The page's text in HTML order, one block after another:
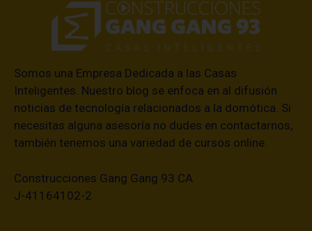
Somos una Empresa Dedicada a las Casas
Inteligentes. Nuestro blog se enfoca en al difusión
noticias de tecnología relacionados a la domótica. Si
necesitas alguna asesoría no dudes en contactarnos,
también tenemos una variedad de cursos online.
Construcciones Gang Gang 93 CA
J-41164102-2